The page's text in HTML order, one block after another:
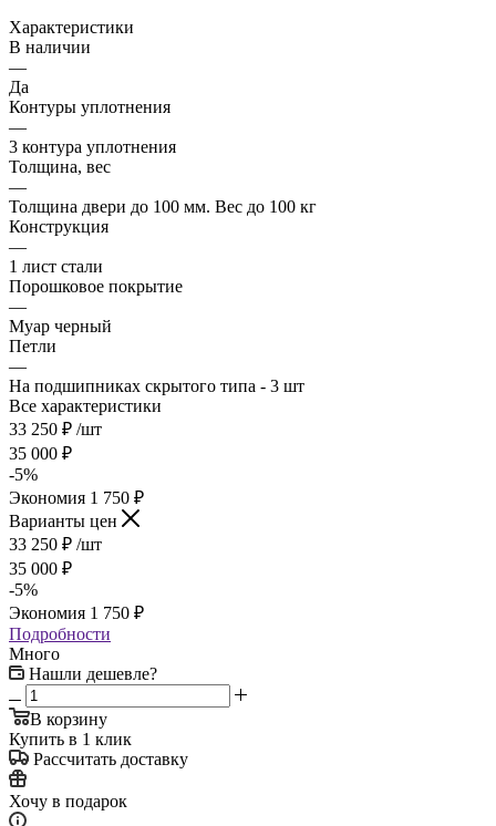
Характеристики
В наличии
—
Да
Контуры уплотнения
—
3 контура уплотнения
Толщина, вес
—
Толщина двери до 100 мм. Вес до 100 кг
Конструкция
—
1 лист стали
Порошковое покрытие
—
Муар черный
Петли
—
На подшипниках скрытого типа - 3 шт
Все характеристики
33 250 ₽ /шт
35 000 ₽
-5%
Экономия 1 750 ₽
Варианты цен
33 250 ₽ /шт
35 000 ₽
-5%
Экономия 1 750 ₽
Подробности
Много
Нашли дешевле?
В корзину
Купить в 1 клик
Рассчитать доставку
Хочу в подарок